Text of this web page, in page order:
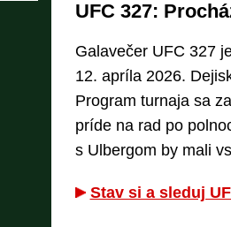
UFC 327:
Galavečer UFC 327
12. apríla 2026.
Program turnaja sa
príde na rad po
s Ulbergom by mali
Stav si a sleduj